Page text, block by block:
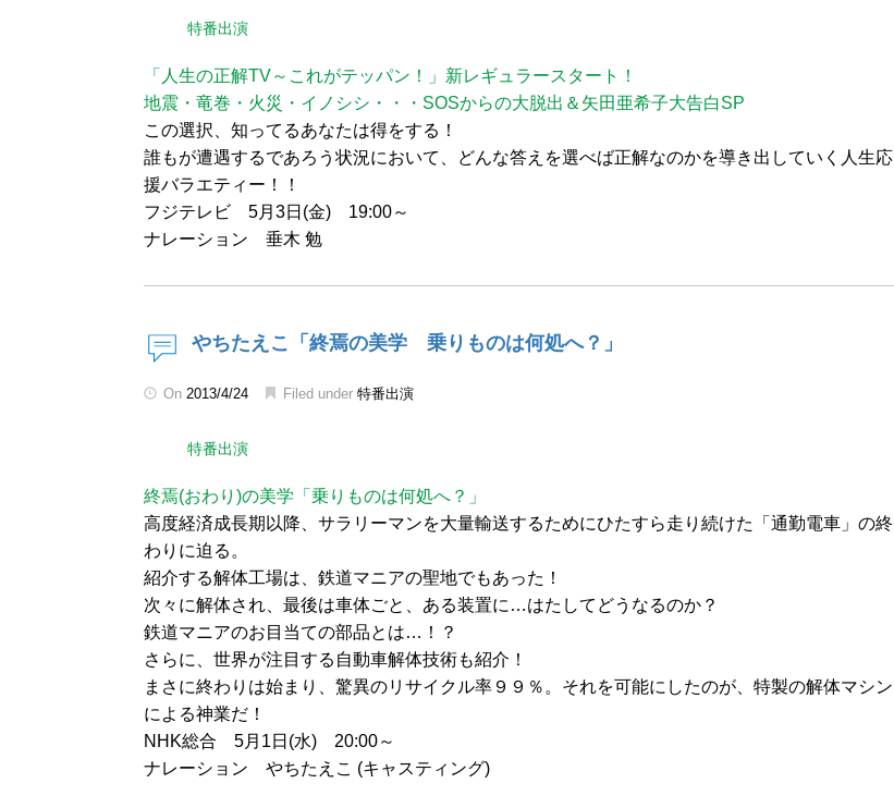
特番出演
「人生の正解TV～これがテッパン！」新レギュラースタート！
地震・竜巻・火災・イノシシ・・・SOSからの大脱出＆矢田亜希子大告白SP
この選択、知ってるあなたは得をする！
誰もが遭遇するであろう状況において、どんな答えを選べば正解なのかを導き出していく人生応
援バラエティー！！
フジテレビ 5月3日(金) 19:00～
ナレーション 垂木 勉
やちたえこ「終焉の美学 乗りものは何処へ？」
On 2013/4/24 Filed under 特番出演
特番出演
終焉(おわり)の美学「乗りものは何処へ？」
高度経済成長期以降、サラリーマンを大量輸送するためにひたすら走り続けた「通勤電車」の終
わりに迫る。
紹介する解体工場は、鉄道マニアの聖地でもあった！
次々に解体され、最後は車体ごと、ある装置に…はたしてどうなるのか？
鉄道マニアのお目当ての部品とは…！？
さらに、世界が注目する自動車解体技術も紹介！
まさに終わりは始まり、驚異のリサイクル率９９％。それを可能にしたのが、特製の解体マシン
による神業だ！
NHK総合 5月1日(水) 20:00～
ナレーション やちたえこ (キャスティング)